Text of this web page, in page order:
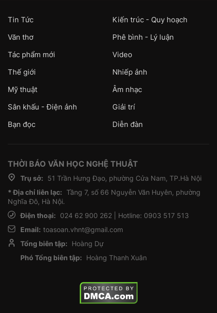
Tin Tức
Kiến trúc - Quy hoạch
Văn thơ
Phê bình - Lý luận
Tác phẩm mới
Video
Thế giới
Nhiếp ảnh
Mỹ thuật
Âm nhạc
Sân khấu - Điện ảnh
Giải trí
Bạn đọc
Diễn đàn
THỜI BÁO VĂN HỌC NGHỆ THUẬT
Trụ sở:
51 Trần Hưng Đạo, phường Cửa Nam, TP.Hà Nội
* Địa chỉ liên lạc: Tầng 7, số 66 Nguyễn Văn Huyên, phường
Nghĩa Đô, Hà Nội.
Điện thoại:
024 62 900 262 | Hotline: 0903 517 513
Email: toasoan.vhnt@gmail.com
Tổng biên tập:
Hoàng Dự
Phó Tổng biên tập:
Hoàng Thanh Xuân